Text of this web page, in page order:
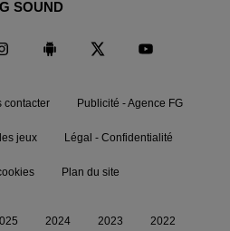
SOUND
contacter Publicité - Agence FG
jeux Légal - Confidentialité
Plan du site
2024 2023 2022